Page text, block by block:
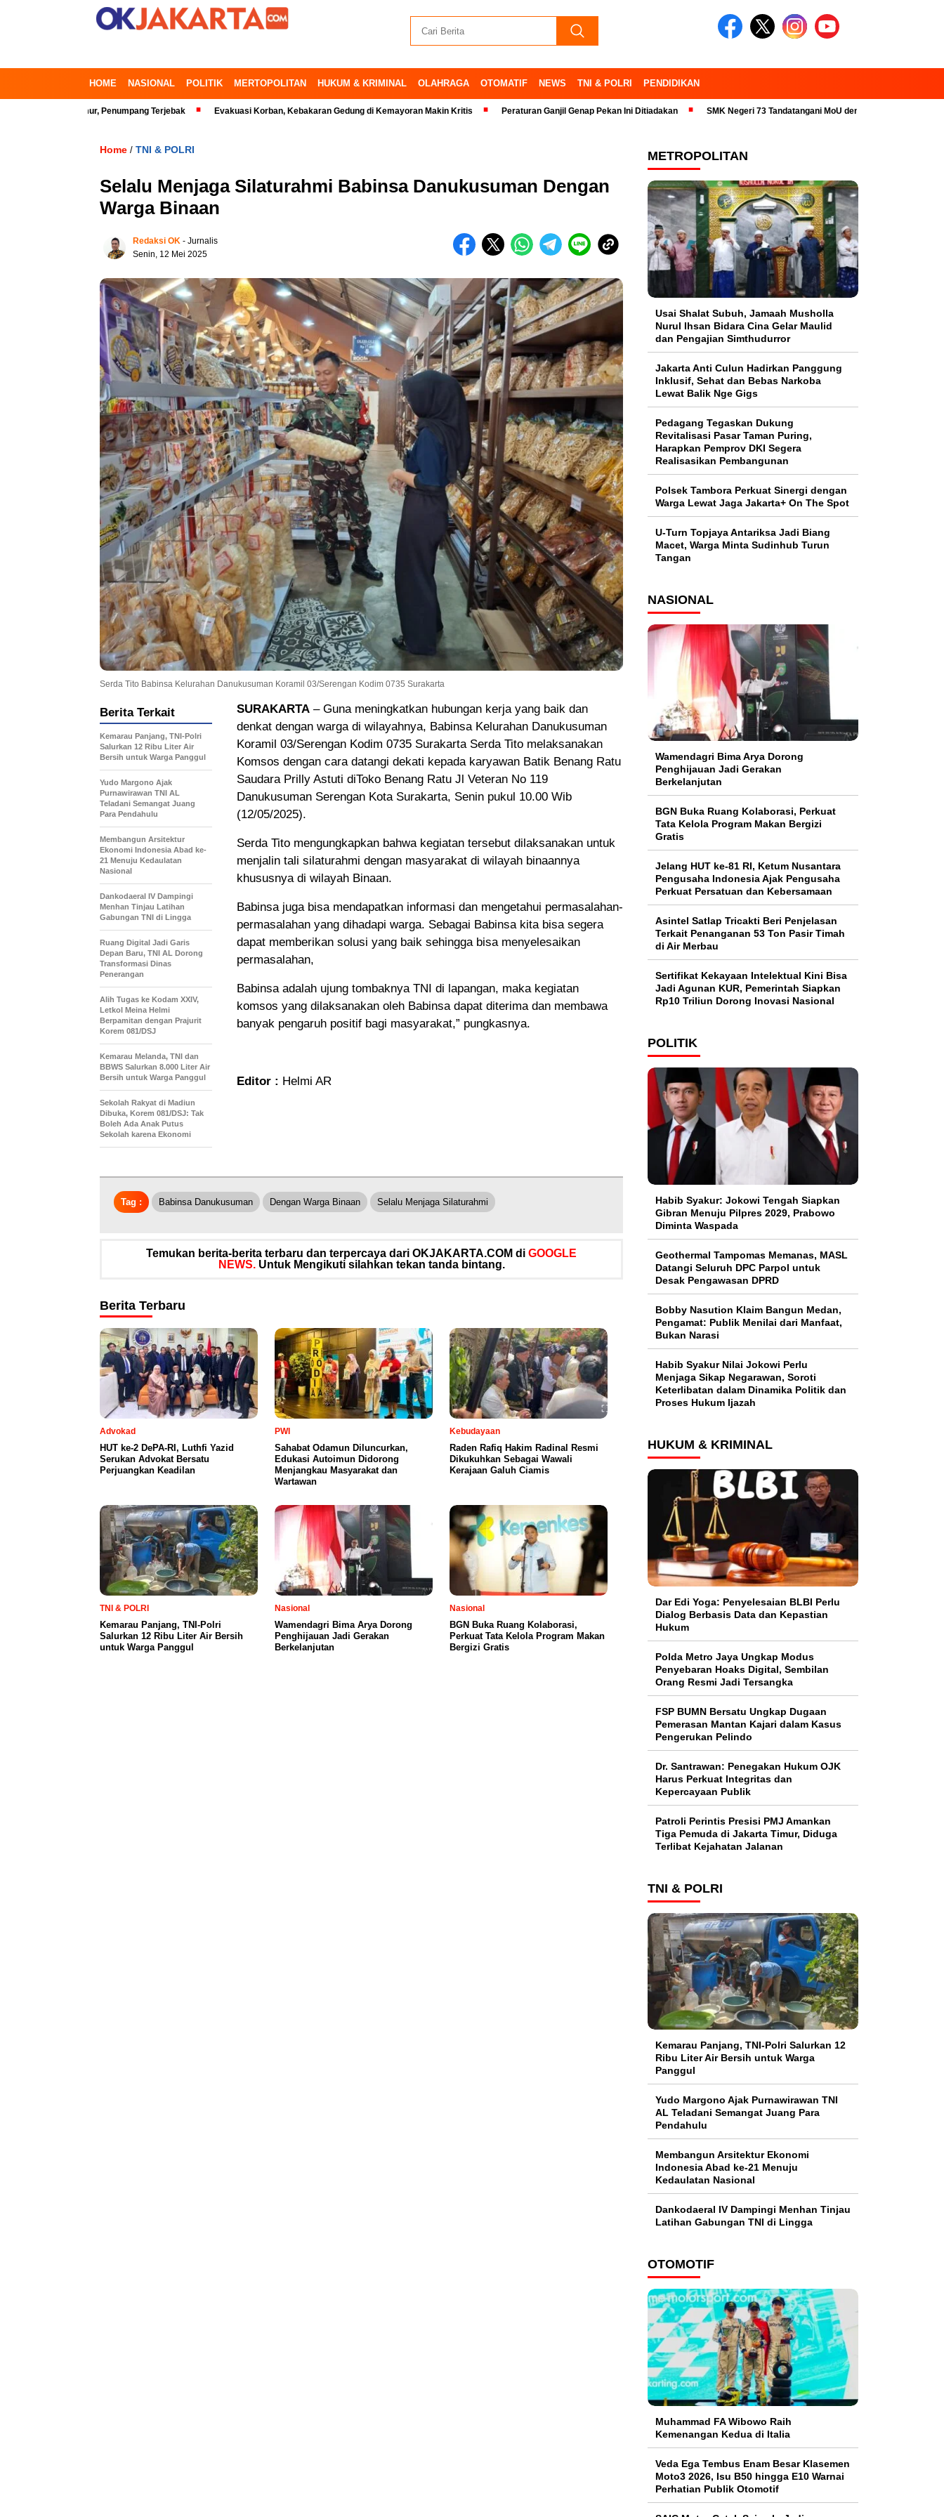
HOME NASIONAL POLITIK MERTOPOLITAN HUKUM & KRIMINAL OLAHRAGA OTOMATIF NEWS TNI & POLRI PENDIDIKAN
Timur, Penumpang Terjebak Evakuasi Korban, Kebakaran Gedung di Kemayoran Makin Kritis Peraturan Ganjil Genap Pekan Ini Ditiadakan SMK Negeri 73 Tandatangani MoU dengan 23 Industri Pariwisata dan
Home / TNI & POLRI
Selalu Menjaga Silaturahmi Babinsa Danukusuman Dengan
Warga Binaan
Redaksi OK - Jurnalis
Senin, 12 Mei 2025
Serda Tito Babinsa Kelurahan Danukusuman Koramil 03/Serengan Kodim 0735 Surakarta
SURAKARTA – Guna meningkatkan hubungan kerja yang baik dan
denkat dengan warga di wilayahnya, Babinsa Kelurahan Danukusuman
Koramil 03/Serengan Kodim 0735 Surakarta Serda Tito melaksanakan
Komsos dengan cara datangi dekati kepada karyawan Batik Benang Ratu
Saudara Prilly Astuti diToko Benang Ratu Jl Veteran No 119
Danukusuman Serengan Kota Surakarta, Senin pukul 10.00 Wib
(12/05/2025).
Serda Tito mengungkapkan bahwa kegiatan tersebut dilaksanakan untuk
menjalin tali silaturahmi dengan masyarakat di wilayah binaannya
khususnya di wilayah Binaan.
Babinsa juga bisa mendapatkan informasi dan mengetahui permasalahan-
permasalahan yang dihadapi warga. Sebagai Babinsa kita bisa segera
dapat memberikan solusi yang baik sehingga bisa menyelesaikan
permasalahan,
Babinsa adalah ujung tombaknya TNI di lapangan, maka kegiatan
komsos yang dilaksanakan oleh Babinsa dapat diterima dan membawa
banyak pengaruh positif bagi masyarakat,” pungkasnya.
Editor : Helmi AR
Berita Terkait
Kemarau Panjang, TNI-Polri
Salurkan 12 Ribu Liter Air
Bersih untuk Warga Panggul
Yudo Margono Ajak
Purnawirawan TNI AL
Teladani Semangat Juang
Para Pendahulu
Membangun Arsitektur
Ekonomi Indonesia Abad ke-
21 Menuju Kedaulatan
Nasional
Dankodaeral IV Dampingi
Menhan Tinjau Latihan
Gabungan TNI di Lingga
Ruang Digital Jadi Garis
Depan Baru, TNI AL Dorong
Transformasi Dinas
Penerangan
Alih Tugas ke Kodam XXIV,
Letkol Meina Helmi
Berpamitan dengan Prajurit
Korem 081/DSJ
Kemarau Melanda, TNI dan
BBWS Salurkan 8.000 Liter Air
Bersih untuk Warga Panggul
Sekolah Rakyat di Madiun
Dibuka, Korem 081/DSJ: Tak
Boleh Ada Anak Putus
Sekolah karena Ekonomi
Tag : Babinsa Danukusuman Dengan Warga Binaan Selalu Menjaga Silaturahmi
Temukan berita-berita terbaru dan terpercaya dari OKJAKARTA.COM di GOOGLE
NEWS. Untuk Mengikuti silahkan tekan tanda bintang.
Berita Terbaru
Advokad
HUT ke-2 DePA-RI, Luthfi Yazid
Serukan Advokat Bersatu
Perjuangkan Keadilan
PWI
Sahabat Odamun Diluncurkan,
Edukasi Autoimun Didorong
Menjangkau Masyarakat dan
Wartawan
Kebudayaan
Raden Rafiq Hakim Radinal Resmi
Dikukuhkan Sebagai Wawali
Kerajaan Galuh Ciamis
TNI & POLRI
Kemarau Panjang, TNI-Polri
Salurkan 12 Ribu Liter Air Bersih
untuk Warga Panggul
Nasional
Wamendagri Bima Arya Dorong
Penghijauan Jadi Gerakan
Berkelanjutan
Nasional
BGN Buka Ruang Kolaborasi,
Perkuat Tata Kelola Program Makan
Bergizi Gratis
METROPOLITAN
Usai Shalat Subuh, Jamaah Musholla
Nurul Ihsan Bidara Cina Gelar Maulid
dan Pengajian Simthudurror
Jakarta Anti Culun Hadirkan Panggung
Inklusif, Sehat dan Bebas Narkoba
Lewat Balik Nge Gigs
Pedagang Tegaskan Dukung
Revitalisasi Pasar Taman Puring,
Harapkan Pemprov DKI Segera
Realisasikan Pembangunan
Polsek Tambora Perkuat Sinergi dengan
Warga Lewat Jaga Jakarta+ On The Spot
U-Turn Topjaya Antariksa Jadi Biang
Macet, Warga Minta Sudinhub Turun
Tangan
NASIONAL
Wamendagri Bima Arya Dorong
Penghijauan Jadi Gerakan
Berkelanjutan
BGN Buka Ruang Kolaborasi, Perkuat
Tata Kelola Program Makan Bergizi
Gratis
Jelang HUT ke-81 RI, Ketum Nusantara
Pengusaha Indonesia Ajak Pengusaha
Perkuat Persatuan dan Kebersamaan
Asintel Satlap Tricakti Beri Penjelasan
Terkait Penanganan 53 Ton Pasir Timah
di Air Merbau
Sertifikat Kekayaan Intelektual Kini Bisa
Jadi Agunan KUR, Pemerintah Siapkan
Rp10 Triliun Dorong Inovasi Nasional
POLITIK
Habib Syakur: Jokowi Tengah Siapkan
Gibran Menuju Pilpres 2029, Prabowo
Diminta Waspada
Geothermal Tampomas Memanas, MASL
Datangi Seluruh DPC Parpol untuk
Desak Pengawasan DPRD
Bobby Nasution Klaim Bangun Medan,
Pengamat: Publik Menilai dari Manfaat,
Bukan Narasi
Habib Syakur Nilai Jokowi Perlu
Menjaga Sikap Negarawan, Soroti
Keterlibatan dalam Dinamika Politik dan
Proses Hukum Ijazah
HUKUM & KRIMINAL
Dar Edi Yoga: Penyelesaian BLBI Perlu
Dialog Berbasis Data dan Kepastian
Hukum
Polda Metro Jaya Ungkap Modus
Penyebaran Hoaks Digital, Sembilan
Orang Resmi Jadi Tersangka
FSP BUMN Bersatu Ungkap Dugaan
Pemerasan Mantan Kajari dalam Kasus
Pengerukan Pelindo
Dr. Santrawan: Penegakan Hukum OJK
Harus Perkuat Integritas dan
Kepercayaan Publik
Patroli Perintis Presisi PMJ Amankan
Tiga Pemuda di Jakarta Timur, Diduga
Terlibat Kejahatan Jalanan
TNI & POLRI
Kemarau Panjang, TNI-Polri Salurkan 12
Ribu Liter Air Bersih untuk Warga
Panggul
Yudo Margono Ajak Purnawirawan TNI
AL Teladani Semangat Juang Para
Pendahulu
Membangun Arsitektur Ekonomi
Indonesia Abad ke-21 Menuju
Kedaulatan Nasional
Dankodaeral IV Dampingi Menhan Tinjau
Latihan Gabungan TNI di Lingga
OTOMOTIF
Muhammad FA Wibowo Raih
Kemenangan Kedua di Italia
Veda Ega Tembus Enam Besar Klasemen
Moto3 2026, Isu B50 hingga E10 Warnai
Perhatian Publik Otomotif